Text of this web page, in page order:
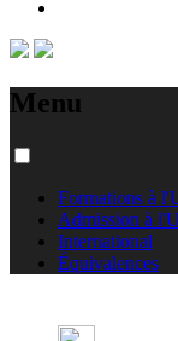
Menu
Formations à
Admission à
International
Équivalences